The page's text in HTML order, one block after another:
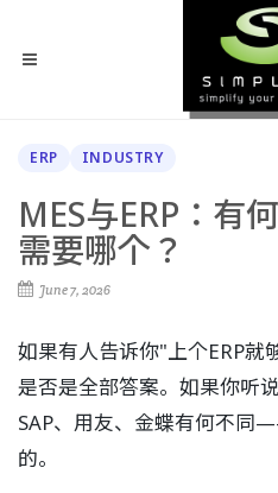
ERP INDUSTRY
MES与ERP：有
需要哪个？
June 7, 2026
如果有人告诉你"上个ERP就
是否是全部答案。如果你听
SAP、用友、金蝶有何不同
的。